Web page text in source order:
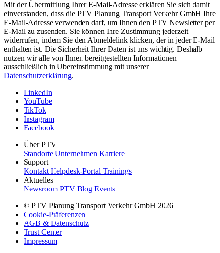
Mit der Übermittlung Ihrer E-Mail-Adresse erklären Sie sich damit
einverstanden, dass die PTV Planung Transport Verkehr GmbH Ihre
E-Mail-Adresse verwenden darf, um Ihnen den PTV Newsletter per
E-Mail zu zusenden. Sie können Ihre Zustimmung jederzeit
widerrufen, indem Sie den Abmeldelink klicken, der in jeder E-Mail
enthalten ist. Die Sicherheit Ihrer Daten ist uns wichtig. Deshalb
nutzen wir alle von Ihnen bereitgestellten Informationen
ausschließlich in Übereinstimmung mit unserer
Datenschutzerklärung.
LinkedIn
YouTube
TikTok
Instagram
Facebook
Über PTV
Standorte Unternehmen Karriere
Support
KontaktHelpdesk-Portal Trainings
Aktuelles
Newsroom PTV Blog Events
© PTV Planung Transport Verkehr GmbH 2026
Cookie-Präferenzen
AGB & Datenschutz
Trust Center
Impressum